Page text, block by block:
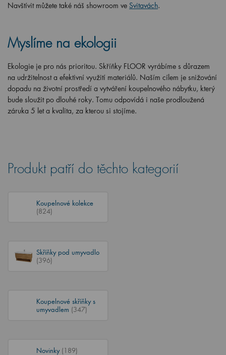
Navštívit můžete také náš showroom ve Svitavách.
Myslíme na ekologii
Ekologie je pro nás prioritou. Skříňky FLOOR vyrábíme s důrazem
na udržitelnost a efektivní využití materiálů. Naším cílem je snižování
dopadu na životní prostředí a vytváření koupelnového nábytku, který
bude sloužit po dlouhé roky. Tomu odpovídá i naše prodloužená
záruka 5 let a kvalita, za kterou si stojíme.
Produkt patří do těchto kategorií
Koupelnové kolekce
(824)
Skříňky pod umyvadlo
(396)
Koupelnové skříňky s
umyvadlem (347)
Novinky (189)